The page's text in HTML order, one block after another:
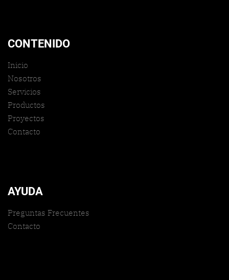
CONTENIDO
Inicio
Nosotros
Servicios
Productos
Proyectos
Contacto
AYUDA
Preguntas Frecuentes
Contacto